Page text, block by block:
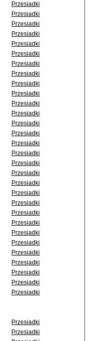
Przesiadki
Przesiadki
Przesiadki
Przesiadki
Przesiadki
Przesiadki
Przesiadki
Przesiadki
Przesiadki
Przesiadki
Przesiadki
Przesiadki
Przesiadki
Przesiadki
Przesiadki
Przesiadki
Przesiadki
Przesiadki
Przesiadki
Przesiadki
Przesiadki
Przesiadki
Przesiadki
Przesiadki
Przesiadki
Przesiadki
Przesiadki
Przesiadki
Przesiadki
Przesiadki
Przesiadki
Przesiadki